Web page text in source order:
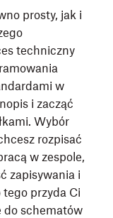
prosty, jak i
techniczny
w
i zacząć
Wybór
rozpisać
w zespole,
zapisywania i
przyda Ci
do schematów